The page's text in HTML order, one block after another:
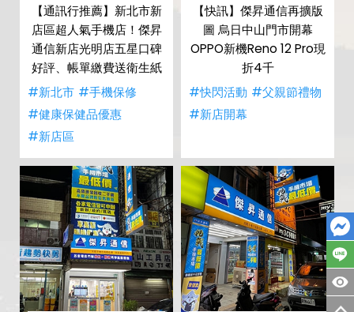
【通訊行推薦】新北市新
店區超人氣手機店！傑昇
通信新店光明店五星口碑
好評、帳單繳費送衛生紙
#新北市 #手機保修
#健康保健品優惠
#新店區
【快訊】傑昇通信再擴版
圖 烏日中山門市開幕
OPPO新機Reno 12 Pro現
折4千
#快閃活動 #父親節禮物
#新店開幕